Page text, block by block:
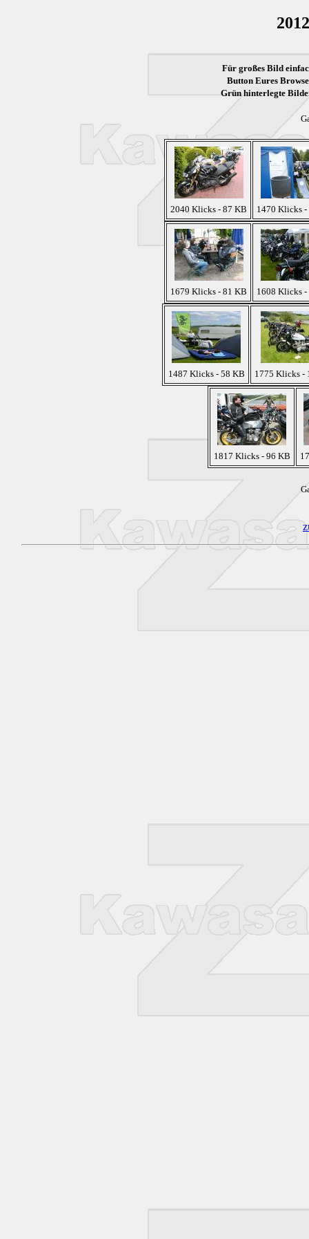
Für großes Bild
Button Eures
Grünhinterlegte
2040 Klicks - 87 KB 1470 Klicks
1679 Klicks - 81 KB 1608 Klicks
1487 Klicks - 58 KB 1775 Klicks -
1817 Klicks - 96 KB